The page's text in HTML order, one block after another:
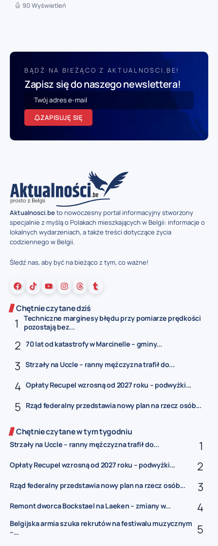
90 Wyświetleń
BĄDŹ NA BIEŻĄCO Z AKTUALNOSCI.BE!
Zapisz się do naszego newslettera!
ZAPISUJĘ SIĘ
Aktualnosci.beto nowoczesny portal informacyjny stworzony
specjalnie z myślą o Polakach mieszkających w Belgii: informacje o
lokalnych wydarzeniach, a także treści dotyczące życia
codziennego w Belgii.
Śledź nas, aby być na bieżąco z tym, co ważne!
Chętnie czytane dziś
Techniczne marginesy błędu przy pomiarze prędkości
pozostają bez...
70 lat od katastrofy w Marcinelle – gminy...
Strzały na Uccle – ranny mężczyzna trafił do...
Opłaty Recupel wzrosną od 2027 roku – podwyżki...
Rząd federalny przedstawia nowy plan na rzecz osób...
Chętnie czytane w tym tygodniu
Strzały na Uccle – ranny mężczyzna trafił do...
Opłaty Recupel wzrosną od 2027 roku – podwyżki...
Rząd federalny przedstawia nowy plan na rzecz osób...
Remont dworca Bockstael na Laeken – zmiany w...
Belgijska armia szuka rekrutów na festiwalu muzycznym
–...